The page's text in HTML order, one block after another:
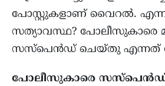
പോസ്റ്റുകളാണ് വൈറൽ.
സത്യാവസ്ഥ? പോലീസുകാരെ
സസ്പെൻഡ് ചെയ്തു എന്നത്
പോലീസുകാരെ